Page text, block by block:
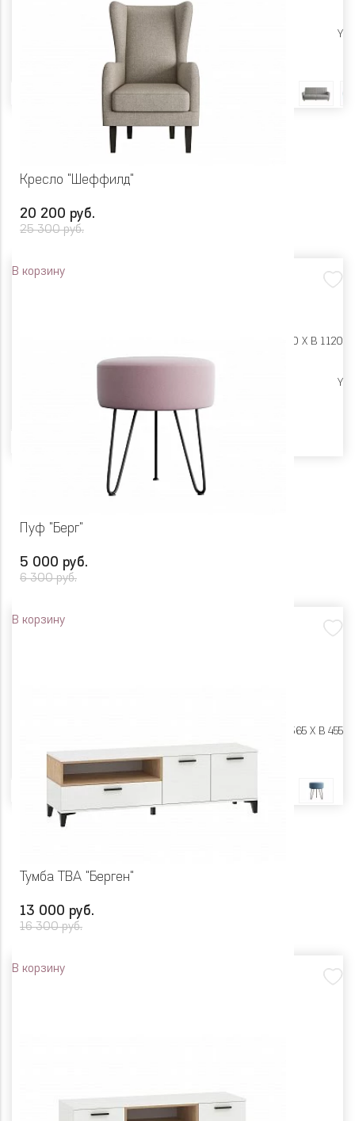
Y
Кресло "Шеффилд"
20 200 руб.
25 300 руб.
В корзину
Ш 720 X Г 950 X В 1120
Y
Пуф "Берг"
5 000 руб.
6 300 руб.
В корзину
Ш 365 X Г 365 X В 455
Тумба ТВА "Берген"
13 000 руб.
16 300 руб.
В корзину